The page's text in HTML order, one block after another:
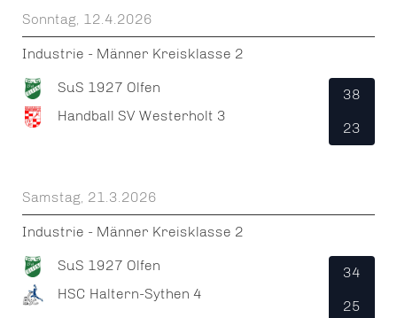
Sonntag, 12.4.2026
Industrie - Männer Kreisklasse 2
SuS 1927 Olfen
Handball SV Westerholt 3
38
23
Samstag, 21.3.2026
Industrie - Männer Kreisklasse 2
SuS 1927 Olfen
HSC Haltern-Sythen 4
34
25